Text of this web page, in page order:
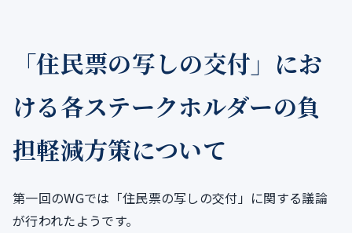
「住民票の写しの交付」にお
ける各ステークホルダーの負
担軽減方策について
第一回のWGでは「住民票の写しの交付」に関する議論
が行われたようです。